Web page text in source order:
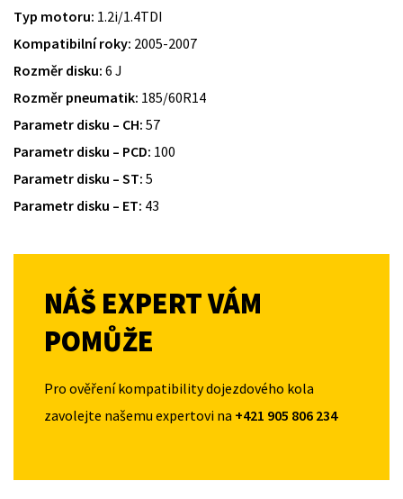
Typ motoru: 1.2i/1.4TDI
Kompatibilní roky: 2005-2007
Rozměr disku: 6 J
Rozměr pneumatik: 185/60R14
Parametr disku – CH: 57
Parametr disku – PCD: 100
Parametr disku – ST: 5
Parametr disku – ET: 43
NÁŠ EXPERT VÁM
POMŮŽE
Pro ověření kompatibility dojezdového kola
zavolejte našemu expertovi na +421 905 806 234